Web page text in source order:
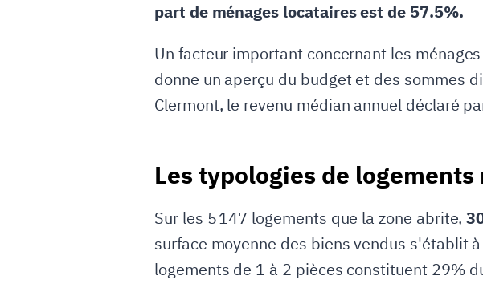
part de ménages locataires est de 57.5%.
Un facteur important concernant les
donne un aperçu du budget et des sommes
Clermont, le revenu médian annuel déclaré
Les typologies de
Sur les 5 147 logements que la zone abrite,
surface moyenne des biens vendus s'établit
logements de 1 à 2 pièces constituent 29%